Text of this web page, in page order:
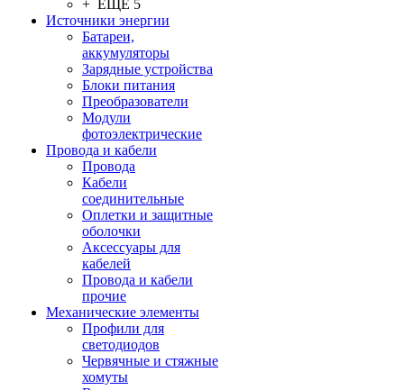
+ ЕЩЕ 5
Источники энергии
Батареи,
аккумуляторы
Зарядные устройства
Блоки питания
Преобразователи
Модули
фотоэлектрические
Провода и кабели
Провода
Кабели
соединительные
Оплетки и защитные
оболочки
Аксессуары для
кабелей
Провода и кабели
прочие
Механические элементы
Профили для
светодиодов
Червячные и стяжные
хомуты